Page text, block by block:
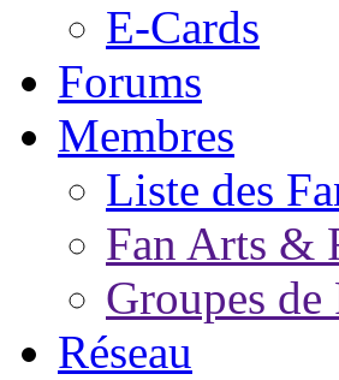
E-Cards
Forums
Membres
Liste des
Fan Arts &
Groupes de
Réseau